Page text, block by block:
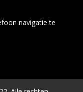
navigatie te